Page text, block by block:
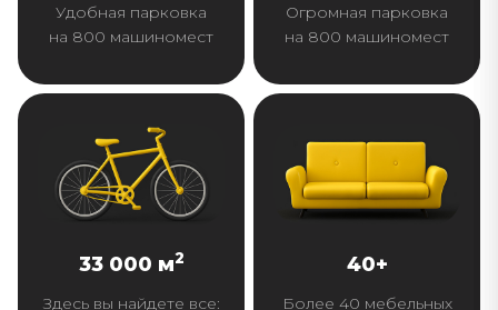
Удобная парковка
на 800 машиномест
Огромная парковка
на 800 машиномест
33 000 м2
Здесь вы найдете все:
40+
Более 40 мебельных